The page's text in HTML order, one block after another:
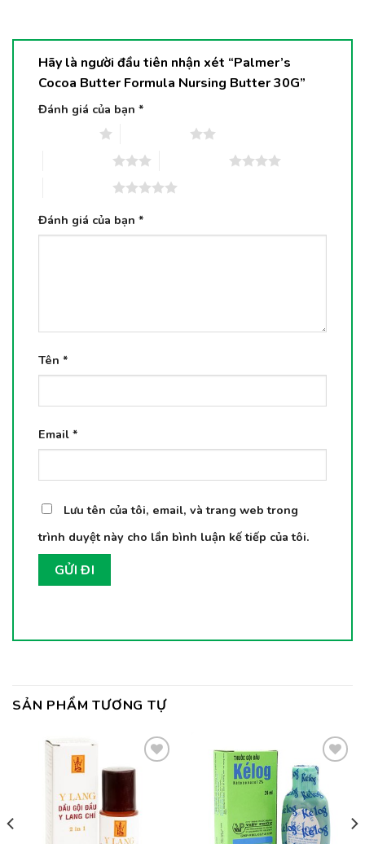
Hãy là người đầu tiên nhận xét “Palmer’s
Cocoa Butter Formula Nursing Butter 30G”
Đánh giá của bạn *
Đánh giá của bạn *
Tên *
Email *
Lưu tên của tôi, email, và trang web trong
trình duyệt này cho lần bình luận kế tiếp của tôi.
SẢN PHẨM TƯƠNG TỰ
Thêm
vào
yêu
thích